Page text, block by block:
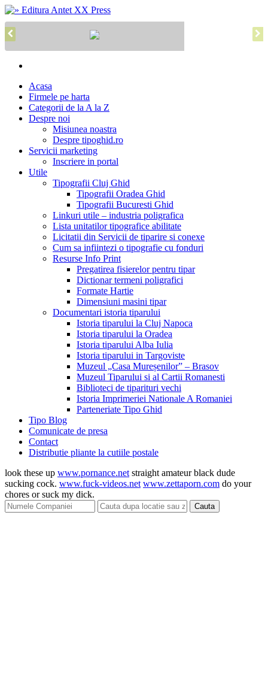
Acasa
Firmele pe harta
Categorii de la A la Z
Despre noi
Misiunea noastra
Despre tipoghid.ro
Servicii marketing
Inscriere in portal
Utile
Tipografii Cluj Ghid
Tipografii Oradea Ghid
Tipografii Bucuresti Ghid
Linkuri utile – industria poligrafica
Lista unitatilor tipografice abilitate
Licitatii din Servicii de tiparire si conexe
Cum sa infiintezi o tipografie cu fonduri
Resurse Info Print
Pregatirea fisierelor pentru tipar
Dictionar termeni poligrafici
Formate Hartie
Dimensiuni masini tipar
Documentari istoria tiparului
Istoria tiparului la Cluj Napoca
Istoria tiparului la Oradea
Istoria tiparului Alba Iulia
Istoria tiparului in Targoviste
Muzeul „Casa Mureșenilor” – Brasov
Muzeul Tiparului si al Cartii Romanesti
Biblioteci de tiparituri vechi
Istoria Imprimeriei Nationale A Romaniei
Parteneriate Tipo Ghid
Tipo Blog
Comunicate de presa
Contact
Distributie pliante la cutiile postale
look these up www.pornance.net straight amateur black dude
sucking cock. www.fuck-videos.net www.zettaporn.com do your
chores or suck my dick.